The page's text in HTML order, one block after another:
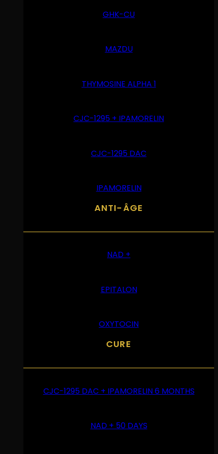
GHK-CU
MAZDU
THYMOSINE ALPHA 1
CJC-1295 + IPAMORELIN
CJC-1295 DAC
IPAMORELIN
ANTI-ÂGE
NAD +
EPITALON
OXYTOCIN
CURE
CJC-1295 DAC + IPAMORELIN 6 MONTHS
NAD + 50 DAYS